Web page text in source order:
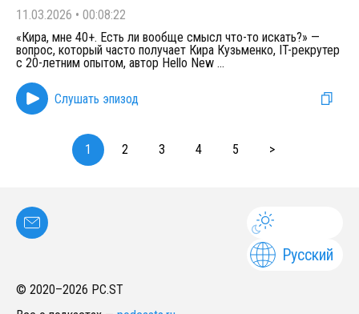
11.03.2026 • 00:08:22
«Кира, мне 40+. Есть ли вообще смысл что-то искать?» —
вопрос, который часто получает Кира Кузьменко, IT-рекрутер
с 20-летним опытом, автор Hello New ...
Слушать эпизод
1 2 3 4 5 >
Русский
© 2020–2026 PC.ST